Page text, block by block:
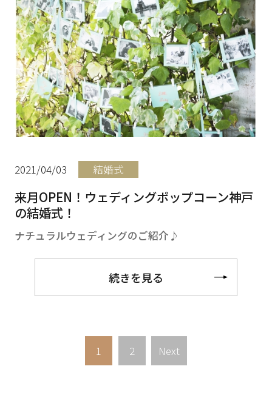
2021/04/03 結婚式
来月OPEN！ウェディングポップコーン神戸
の結婚式！
ナチュラルウェディングのご紹介♪
続きを見る
1 2 Next